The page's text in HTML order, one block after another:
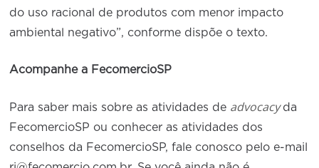
do uso racional de produtos com menor impacto
ambiental negativo”, conforme dispõe o texto.
Acompanhe a FecomercioSP
Para saber mais sobre as atividades de advocacyda
FecomercioSP ou conhecer as atividades dos
conselhos da FecomercioSP, fale conosco pelo e-mail